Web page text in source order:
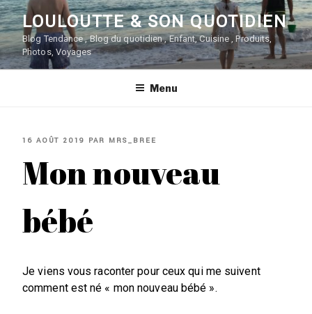
Aller
au
contenu
principal
LOULOUTTE & SON QUOTIDIEN
Blog Tendance , Blog du quotidien , Enfant, Cuisine , Produits,
Photos, Voyages
Menu
PUBLIÉ
16 AOÛT 2019 PAR MRS_BREE
Mon nouveau
bébé
Je viens vous raconter pour ceux qui me suivent
comment est né « mon nouveau bébé ».